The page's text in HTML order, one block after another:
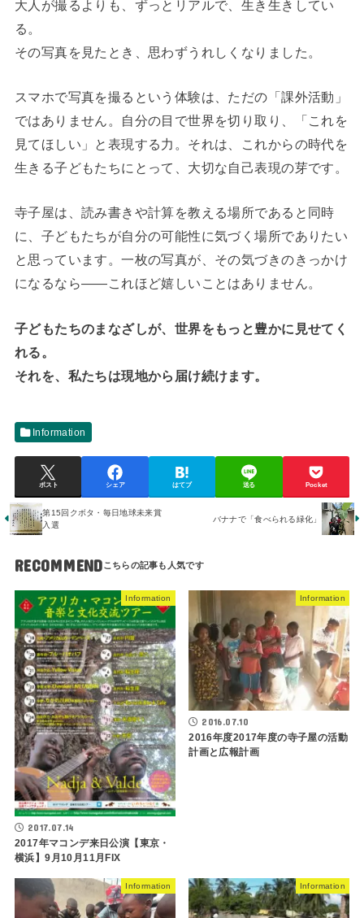
大人が撮るよりも、ずっとリアルで、生き生きしてい
る。
その写真を見たとき、思わずうれしくなりました。
スマホで写真を撮るという体験は、ただの「課外活動」
ではありません。自分の目で世界を切り取り、「これを
見てほしい」と表現する力。それは、これからの時代を
生きる子どもたちにとって、大切な自己表現の芽です。
寺子屋は、読み書きや計算を教える場所であると同時
に、子どもたちが自分の可能性に気づく場所でありたい
と思っています。一枚の写真が、その気づきのきっかけ
になるなら——これほど嬉しいことはありません。
子どもたちのまなざしが、世界をもっと豊かに見せてく
れる。
それを、私たちは現地から届け続けます。
Information
ポスト シェア はてブ 送る Pocket
第15回クボタ・毎日地球未来賞
入選
バナナで「食べられる緑化」
RECOMMEND
Information
2017.07.14
2017年マコンデ来日公演【東京・
横浜】9月10月11月FIX
Information
2016.07.10
2016年度2017年度の寺子屋の活動
計画と広報計画
Information Information